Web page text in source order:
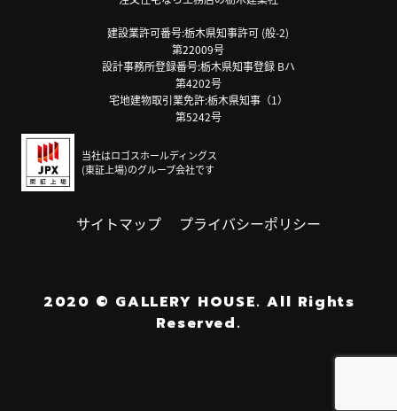
建設業許可番号:栃木県知事許可 (般-2)
第22009号
設計事務所登録番号:栃木県知事登録 Bハ
第4202号
宅地建物取引業免許:栃木県知事（1）
第5242号
当社はロゴスホールディングス
(東証上場)のグループ会社です
サイトマップ プライバシーポリシー
2020 © GALLERY HOUSE. All Rights
Reserved.